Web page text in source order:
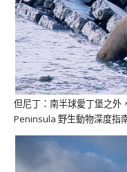
但尼丁：南半球愛丁堡之外
Peninsula 野生動物深度指